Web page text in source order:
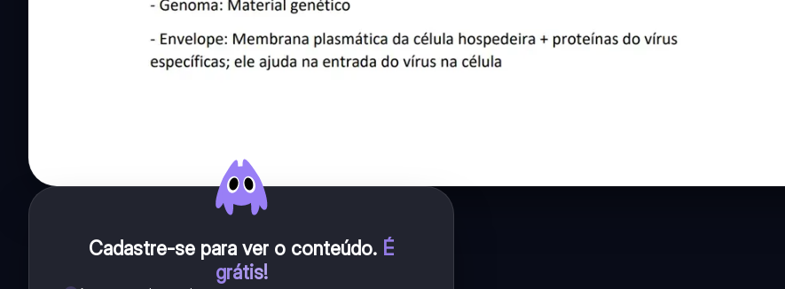
Cadastre-se para ver o conteúdo. É
grátis!